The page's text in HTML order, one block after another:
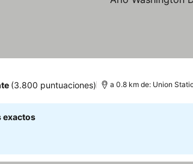
(3.800 puntuaciones) a 0.8 km de: Union
exactos